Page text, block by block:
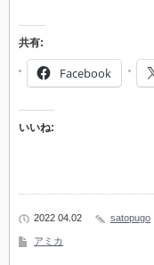
共有:
Facebook
いいね:
2022 04.02 satopugo
アミカ